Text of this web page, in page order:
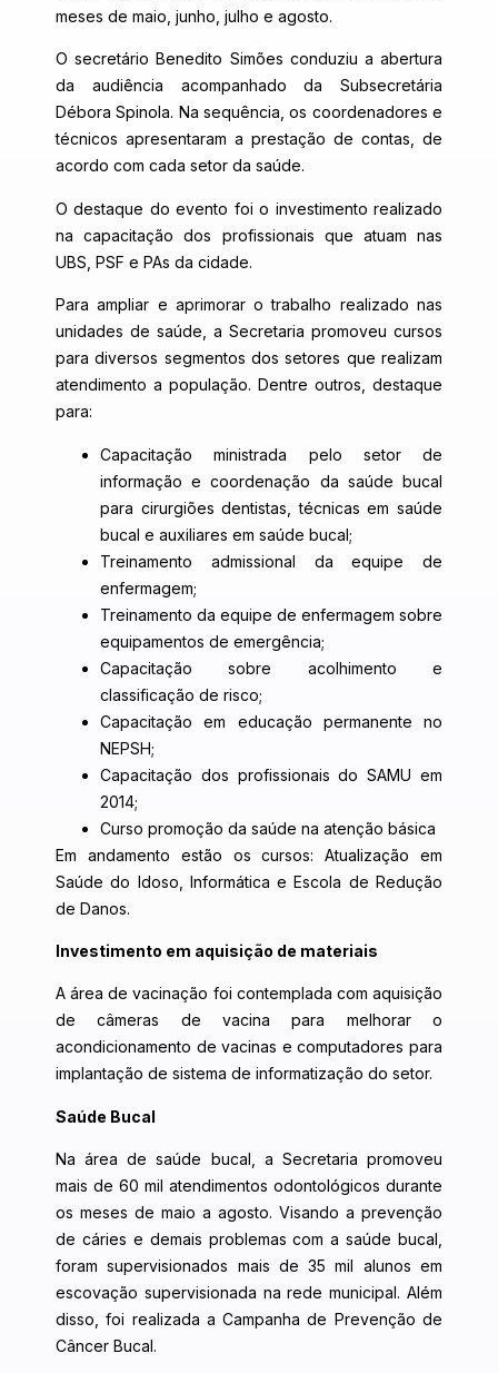
meses de maio, junho, julho e agosto.
O secretário Benedito Simões conduziu a abertura
da audiência acompanhado da Subsecretária
Débora Spinola. Na sequência, os coordenadores e
técnicos apresentaram a prestação de contas, de
acordo com cada setor da saúde.
O destaque do evento foi o investimento realizado
na capacitação dos profissionais que atuam nas
UBS, PSF e PAs da cidade.
Para ampliar e aprimorar o trabalho realizado nas
unidades de saúde, a Secretaria promoveu cursos
para diversos segmentos dos setores que realizam
atendimento a população. Dentre outros, destaque
para:
Capacitação ministrada pelo setor de
informação e coordenação da saúde bucal
para cirurgiões dentistas, técnicas em saúde
bucal e auxiliares em saúde bucal;
Treinamento admissional da equipe de
enfermagem;
Treinamento da equipe de enfermagem sobre
equipamentos de emergência;
Capacitação sobre acolhimento e
classificação de risco;
Capacitação em educação permanente no
NEPSH;
Capacitação dos profissionais do SAMU em
2014;
Curso promoção da saúde na atenção básica
Em andamento estão os cursos: Atualização em
Saúde do Idoso, Informática e Escola de Redução
de Danos.
Investimento em aquisição de materiais
A área de vacinação foi contemplada com aquisição
de câmeras de vacina para melhorar o
acondicionamento de vacinas e computadores para
implantação de sistema de informatização do setor.
Saúde Bucal
Na área de saúde bucal, a Secretaria promoveu
mais de 60 mil atendimentos odontológicos durante
os meses de maio a agosto. Visando a prevenção
de cáries e demais problemas com a saúde bucal,
foram supervisionados mais de 35 mil alunos em
escovação supervisionada na rede municipal. Além
disso, foi realizada a Campanha de Prevenção de
Câncer Bucal.